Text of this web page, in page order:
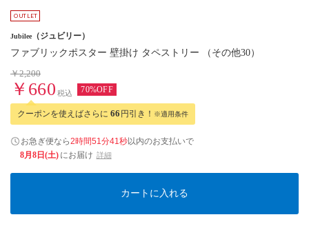
Jubilee （ジュビリー）
ファブリックポスター 壁掛け タペストリー （その他30）
￥2,200
￥660 税込 70%OFF
クーポンを使えばさらに 66 円引き！ ※適用条件
お急ぎ便なら2時間51分40秒以内のお支払いで
8月8日(土) にお届け 詳細
カートに入れる